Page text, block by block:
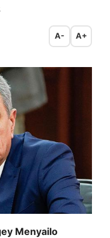
A- A+
Menyailo